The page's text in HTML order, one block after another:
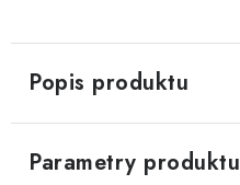
Popis produktu
Parametry produktu